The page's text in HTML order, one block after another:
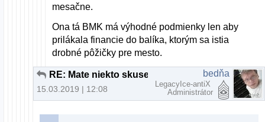
mesačne.
Ona tá BMK má výhodné podmienky len aby
prilákala financie do balíka, ktorým sa istia
drobné pôžičky pre mesto.
15.03.2019 | 12:08
bedňa
LegacyIce-antiX
Administrátor